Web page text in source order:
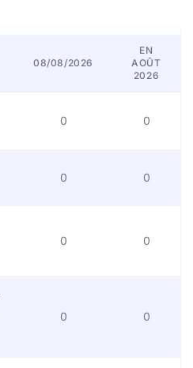
08/08/2026
EN
AOÛT
2026
0 0
0 0
0 0
0 0